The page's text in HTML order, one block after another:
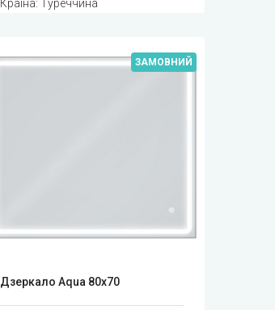
Країна: Туреччина
ЗАМОВНИЙ
Дзеркало Aqua 80x70